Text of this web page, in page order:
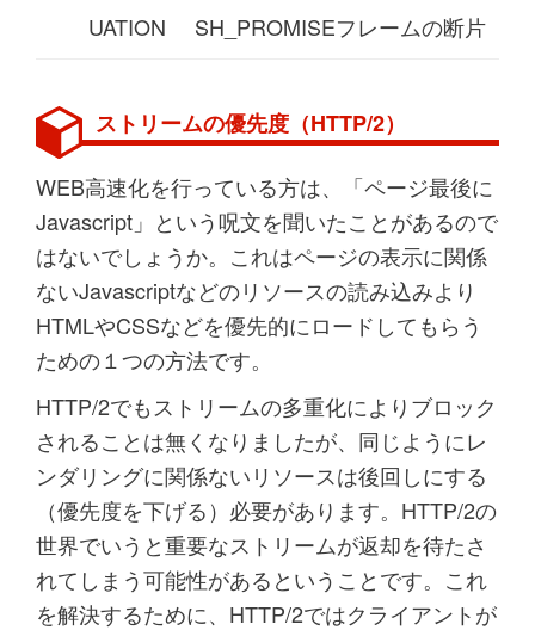
UATION
SH_PROMISEフレームの断片
ストリームの優先度（HTTP/2）
WEB高速化を行っている方は、「ページ最後に
Javascript」という呪文を聞いたことがあるので
はないでしょうか。これはページの表示に関係
ないJavascriptなどのリソースの読み込みより
HTMLやCSSなどを優先的にロードしてもらう
ための１つの方法です。
HTTP/2でもストリームの多重化によりブロック
されることは無くなりましたが、同じようにレ
ンダリングに関係ないリソースは後回しにする
（優先度を下げる）必要があります。HTTP/2の
世界でいうと重要なストリームが返却を待たさ
れてしまう可能性があるということです。これ
を解決するために、HTTP/2ではクライアントが